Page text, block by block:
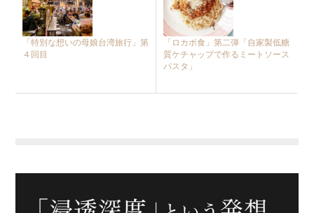
「特別な想いの母娘台湾旅行」第
４回目
「ロカボ食」第二弾「自家製低糖
質ケチャップで作るミートソース
パスタ」